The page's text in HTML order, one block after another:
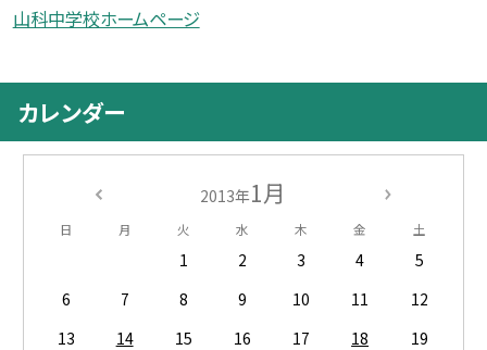
山科中学校ホームページ
カレンダー
2013年1月
日 月 火 水 木 金 土
1 2 3 4
5
6
7 8 9 10 11
12
13
14 15 16 17 18
19